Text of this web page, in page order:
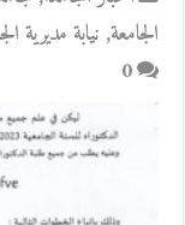
الجامعة, نيابة مديرية
0